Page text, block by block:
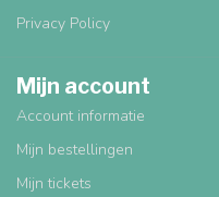
Privacy Policy
Mijn account
Account informatie
Mijn bestellingen
Mijn tickets